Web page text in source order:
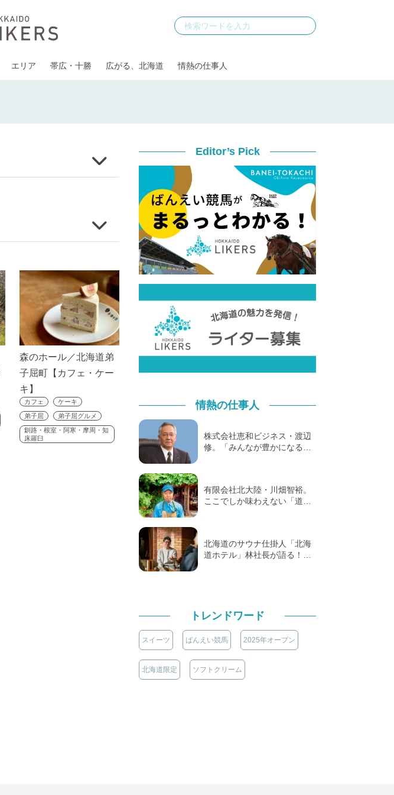
エリア 帯広・十勝 広がる、北海道 情熱の仕事人
森のホール／北海道弟
子屈町【カフェ・ケー
キ】
カフェ
ケーキ
弟子屈
弟子屈グルメ
釧路・根室・阿寒・摩周・知
床羅臼
Editor’s Pick
情熱の仕事人
株式会社恵和ビジネス・渡辺
修。「みんなが豊かになる…
有限会社北大陸・川畑智裕。
ここでしか味わえない「道…
北海道のサウナ仕掛人「北海
道ホテル」林社長が語る！…
トレンドワード
スイーツ ばんえい競馬 2025年オープン
北海道限定 ソフトクリーム